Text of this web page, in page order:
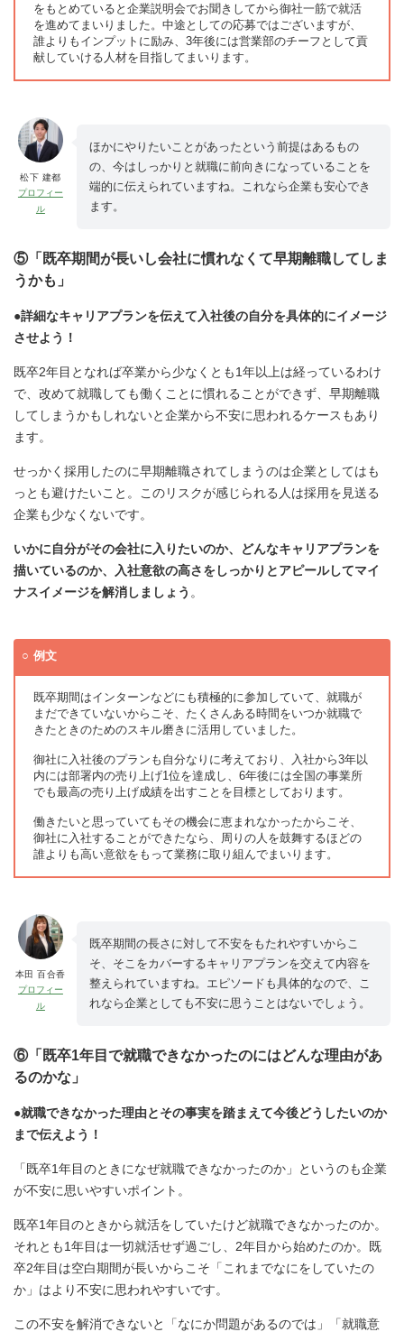
をもとめていると企業説明会でお聞きしてから御社一筋で就活
を進めてまいりました。中途としての応募ではございますが、
誰よりもインプットに励み、3年後には営業部のチーフとして貢
献していける人材を目指してまいります。
松下 建都
プロフィー
ル
ほかにやりたいことがあったという前提はあるもの
の、今はしっかりと就職に前向きになっていることを
端的に伝えられていますね。これなら企業も安心でき
ます。
⑤「既卒期間が長いし会社に慣れなくて早期離職してしま
うかも」
●詳細なキャリアプランを伝えて入社後の自分を具体的にイメージ
させよう！
既卒2年目となれば卒業から少なくとも1年以上は経っているわけ
で、改めて就職しても働くことに慣れることができず、早期離職
してしまうかもしれないと企業から不安に思われるケースもあり
ます。
せっかく採用したのに早期離職されてしまうのは企業としてはも
っとも避けたいこと。このリスクが感じられる人は採用を見送る
企業も少なくないです。
いかに自分がその会社に入りたいのか、どんなキャリアプランを
描いているのか、入社意欲の高さをしっかりとアピールしてマイ
ナスイメージを解消しましょう 。
例文
既卒期間はインターンなどにも積極的に参加していて、就職が
まだできていないからこそ、たくさんある時間をいつか就職で
きたときのためのスキル磨きに活用していました。
御社に入社後のプランも自分なりに考えており、入社から3年以
内には部署内の売り上げ1位を達成し、6年後には全国の事業所
でも最高の売り上げ成績を出すことを目標としております。
働きたいと思っていてもその機会に恵まれなかったからこそ、
御社に入社することができたなら、周りの人を鼓舞するほどの
誰よりも高い意欲をもって業務に取り組んでまいります。
本田 百合香
プロフィー
ル
既卒期間の長さに対して不安をもたれやすいからこ
そ、そこをカバーするキャリアプランを交えて内容を
整えられていますね。エピソードも具体的なので、こ
れなら企業としても不安に思うことはないでしょう。
⑥「既卒1年目で就職できなかったのにはどんな理由があ
るのかな」
●就職できなかった理由とその事実を踏まえて今後どうしたいのか
まで伝えよう！
「既卒1年目のときになぜ就職できなかったのか」というのも企業
が不安に思いやすいポイント。
既卒1年目のときから就活をしていたけど就職できなかったのか。
それとも1年目は一切就活せず過ごし、2年目から始めたのか。既
卒2年目は空白期間が長いからこそ「これまでなにをしていたの
か」はより不安に思われやすいです。
この不安を解消できないと「なにか問題があるのでは」「就職意